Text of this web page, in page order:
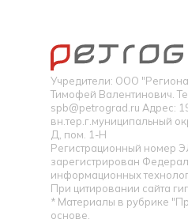
Учредители: ООО
Тимофей Валентинович.
spb@petrograd.ru Адрес:
вн.тер.г.муниципальный
Д, пом. 1-Н
Регистрационный номер
зарегистрирован
информационных
При цитировании сайта
* Материалы в рубрике
основе.